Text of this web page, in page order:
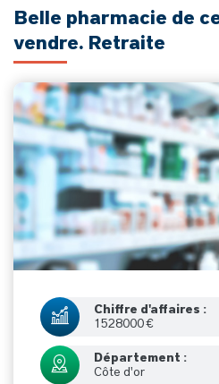
Belle pharmacie de
vendre. Retraite
Chiffre d'affaires :
1528000 €
Département :
Côte d'or